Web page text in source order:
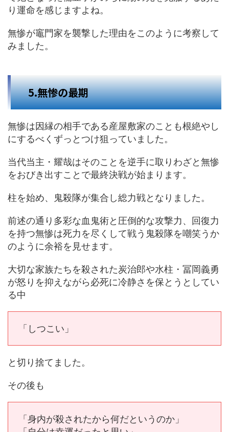
り運命を感じますよね。
無惨が竈門家を襲撃した理由をこのように考察して
みました。
5.無惨の最期
無惨は因縁の相手である産屋敷家のことも根絶やし
にするべくずっとつけ狙っていました。
当代当主・耀哉はそのことを逆手に取りわざと無惨
をおびき出すことで最終決戦が始まります。
柱を始め、鬼殺隊が集合し総力戦となりました。
前述の通り多彩な血鬼術と圧倒的な攻撃力、回復力
を持つ無惨は死力を尽くして戦う鬼殺隊を嘲笑うか
のように余裕を見せます。
大切な家族たちを殺された炭治郎や水柱・冨岡義勇
が怒りを抑えながら必死に冷静さを保とうとしてい
る中
「しつこい」
と切り捨てました。
その後も
「身内が殺されたから何だというのか」